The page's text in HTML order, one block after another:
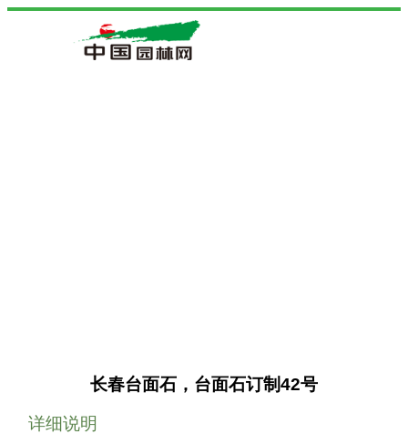
长春台面石，台面石订制42号
详细说明